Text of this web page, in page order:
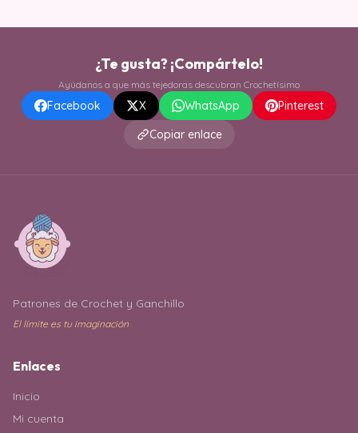
¿Te gusta? ¡Compártelo!
Ayúdanos a que más tejedoras descubran Crochetísimo
Facebook X WhatsApp
Pinterest
Copiar enlace
Patrones de Crochet y Ganchillo
El límite es tu imaginación
Enlaces
Inicio
Mi cuenta